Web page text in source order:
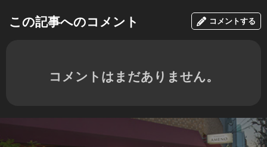
この記事へのコメント コメントする
コメントはまだありません。